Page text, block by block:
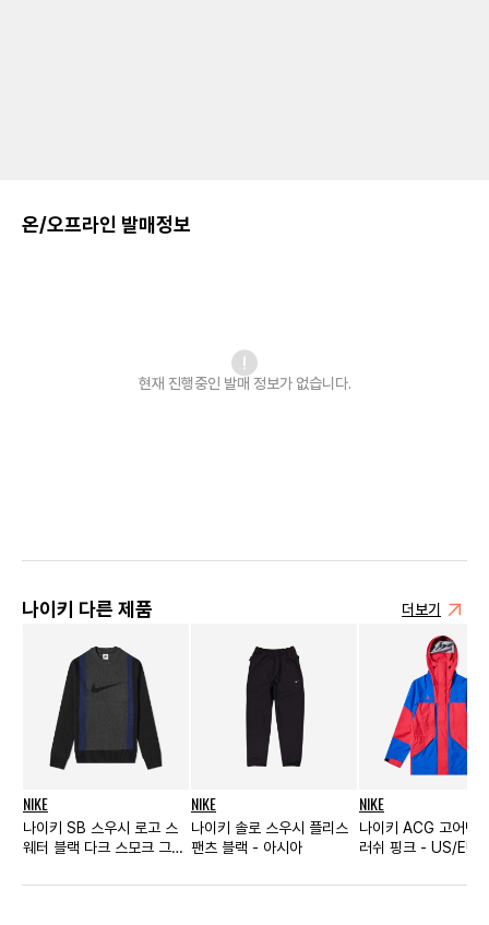
온/오프라인 발매정보
현재 진행중인 발매 정보가 없습니다.
나이키 다른 제품 더보기
NIKE
나이키 SB 스우시 로고 스
웨터 블랙 다크 스모크 그레
NIKE
나이키 솔로 스우시 플리스
팬츠 블랙 - 아시아
NIKE
나이키 ACG 고어텍
러쉬 핑크 - US/EU